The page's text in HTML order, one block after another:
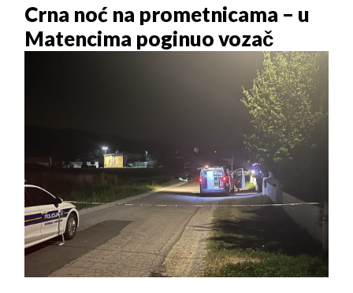
Crna noć na prometnicama – u
Matencima poginuo vozač